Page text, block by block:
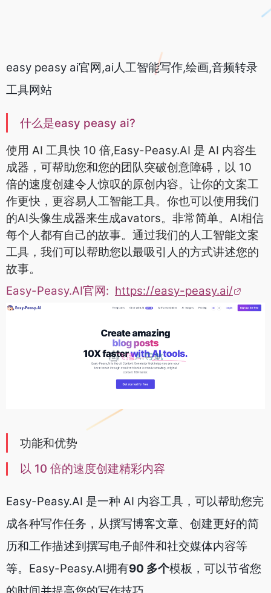
easy peasy ai官网,ai人工智能写作,绘画,音频转录
工具网站
什么是easy peasy ai?
使用 AI 工具快 10 倍,Easy-Peasy.AI 是 AI 内容生
成器，可帮助您和您的团队突破创意障碍，以 10
倍的速度创建令人惊叹的原创内容。让你的文案工
作更快，更容易人工智能工具。你也可以使用我们
的AI头像生成器来生成avators。非常简单。AI相信
每个人都有自己的故事。通过我们的人工智能文案
工具，我们可以帮助您以最吸引人的方式讲述您的
故事。
Easy-Peasy.AI官网: https://easy-peasy.ai/
功能和优势
以 10 倍的速度创建精彩内容
Easy-Peasy.AI 是一种 AI 内容工具，可以帮助您完
成各种写作任务，从撰写博客文章、创建更好的简
历和工作描述到撰写电子邮件和社交媒体内容等
等。Easy-Peasy.AI拥有90 多个模板，可以节省您